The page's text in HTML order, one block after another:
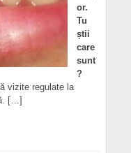
or.
Tu
știi
care
sunt
?
vizite regulate la
[…]